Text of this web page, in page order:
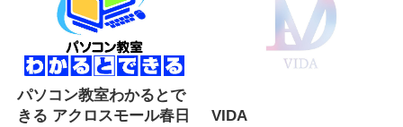
パソコン教室わかるとで
きる アクロスモール春日
VIDA